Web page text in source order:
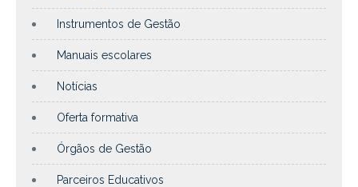
Instrumentos de Gestão
Manuais escolares
Notícias
Oferta formativa
Órgãos de Gestão
Parceiros Educativos